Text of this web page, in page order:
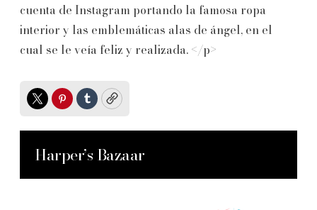
cuenta de Instagram portando la famosa ropa
interior y las emblemáticas alas de ángel, en el
cual se le veía feliz y realizada. </p>
TwitterPinterest
TumblrCopy
Harper’s Bazaar